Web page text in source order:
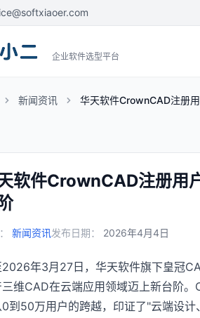
企业软件选型平台
新闻资讯 华天软件CrownCAD注册
软件CrownCAD注册用
新闻资讯发布日期： 2026年4月4日
年3月27日，华天软件旗下皇冠
三维CAD在云端应用领域迈上新台阶
到50万用户的跨越，印证了"云端设